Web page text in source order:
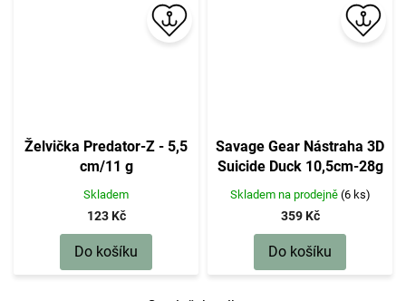
Želvička Predator-Z - 5,5
cm/11 g
Skladem
123 Kč
Do košíku
Savage Gear Nástraha 3D
Suicide Duck 10,5cm-28g
Skladem na prodejně (6 ks)
359 Kč
Do košíku